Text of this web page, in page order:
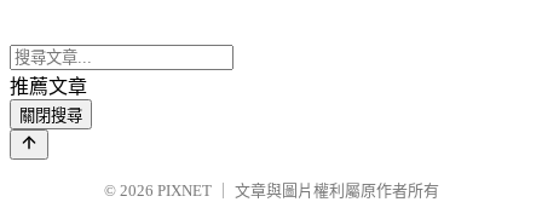
推薦文章
關閉搜尋
© 2026 PIXNET 文章與圖片權利屬原作者所有